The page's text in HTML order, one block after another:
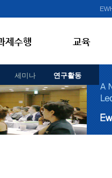
세미나 연구활동
제수행 교육